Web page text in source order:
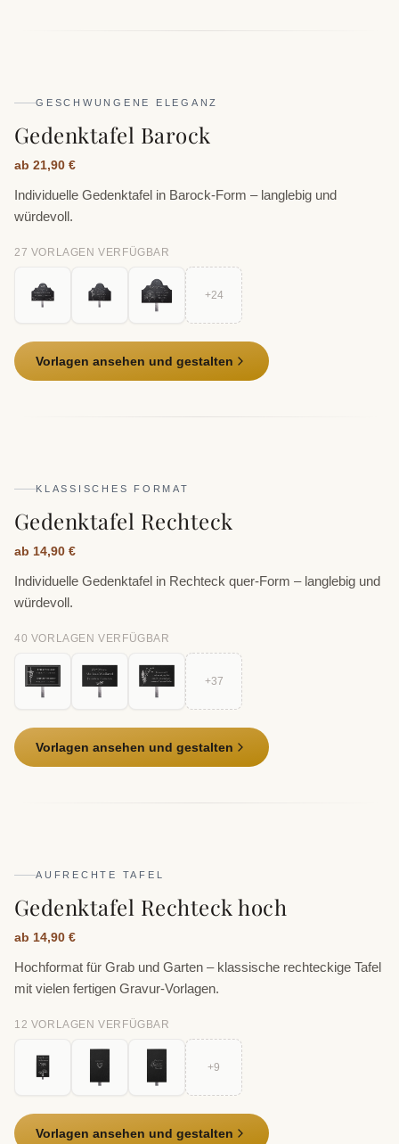
GESCHWUNGENE ELEGANZ
Gedenktafel Barock
ab 21,90 €
Individuelle Gedenktafel in Barock-Form – langlebig und
würdevoll.
27 VORLAGE N VERFÜGBAR
+24
Vorlagen ansehen und gestalten
KLASSISCHES FORMAT
Gedenktafel Rechteck
ab 14,90 €
Individuelle Gedenktafel in Rechteck quer-Form – langlebig und
würdevoll.
40 VORLAGE N VERFÜGBAR
+37
Vorlagen ansehen und gestalten
AUFRECHTE TAFEL
Gedenktafel Rechteck hoch
ab 14,90 €
Hochformat für Grab und Garten – klassische rechteckige Tafel
mit vielen fertigen Gravur-Vorlagen.
12 VORLAGE N VERFÜGBAR
+9
Vorlagen ansehen und gestalten